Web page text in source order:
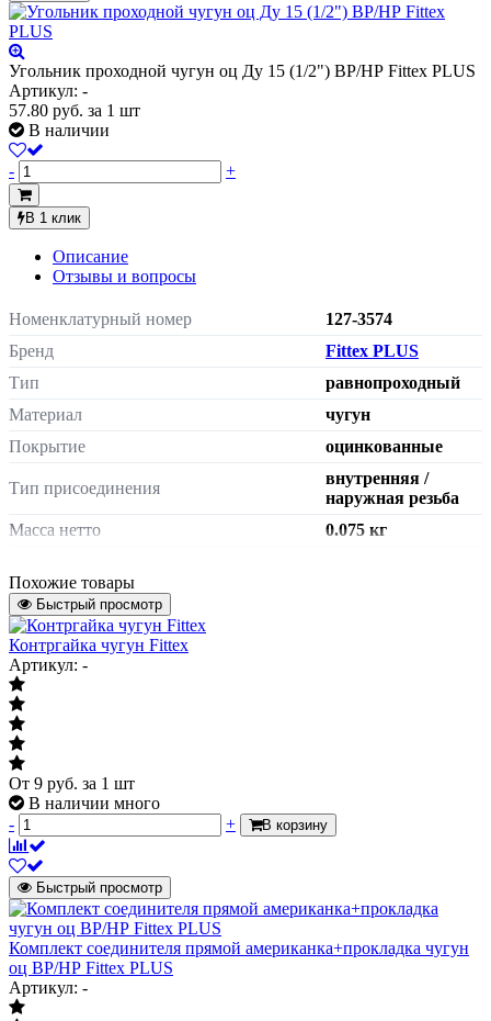
Угольник проходной чугун оц Ду 15 (1/2") ВР/НР Fittex PLUS
Артикул: -
57.80 руб. за 1 шт
В наличии
- +
В 1 клик
Описание
Отзывы и вопросы
Номенклатурный номер
127-3574
Бренд
Fittex PLUS
Тип
равнопроходный
Материал
чугун
Покрытие
оцинкованные
Тип присоединения
внутренняя /
наружная резьба
Масса нетто
0.075 кг
Штрих-код на одну ТМЦ
Область применения
в других
трубопроводах для
Диаметр условный, мм
Диаметр условный, мм
Характеризует внутренний диаметр
фитинга выраженный в миллиметрах -
условно.
Похожие товары
Быстрый просмотр
Контргайка чугун Fittex
Артикул: -
От 9 руб. за 1 шт
В наличии много
-
+ В корзину
Быстрый просмотр
Комплект соединителя прямой американка+прокладка чугун
оц ВР/НР Fittex PLUS
Артикул: -